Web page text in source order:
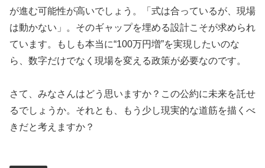
が進む可能性が高いでしょう。「式は合っているが、現場
は動かない」。そのギャップを埋める設計こそが求められ
ています。もしも本当に“100万円増”を実現したいのな
ら、数字だけでなく現場を変える政策が必要なのです。
さて、みなさんはどう思いますか？この公約に未来を託せ
るでしょうか。それとも、もう少し現実的な道筋を描くべ
きだと考えますか？